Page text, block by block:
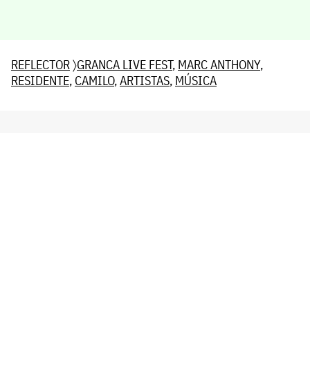
REFLECTOR〉GRANCA LIVE FEST, MARC ANTHONY,
RESIDENTE, CAMILO,ARTISTAS, MÚSICA